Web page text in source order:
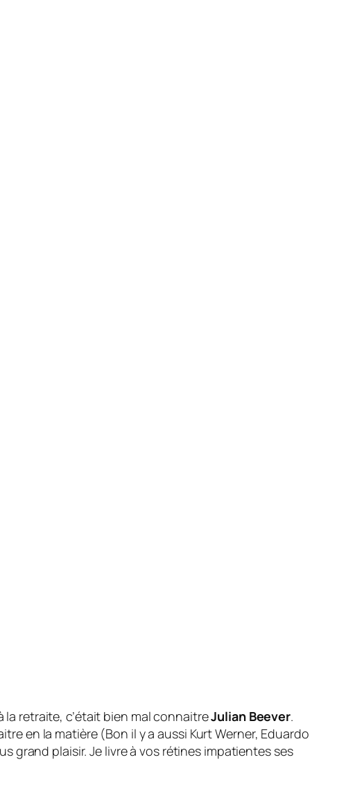
retraite, c’était bien mal connaitreJulian Beever.
en la matière (Bon il y a aussi Kurt Werner, Eduardo
grand plaisir. Je livre à vos rétines impatientes ses